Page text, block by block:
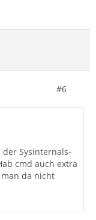
#6
Sysinternals-
cmd auch extra
da nicht